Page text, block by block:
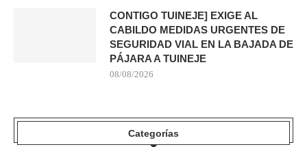
CONTIGO TUINEJE] EXIGE AL
CABILDO MEDIDAS URGENTES DE
SEGURIDAD VIAL EN LA BAJADA DE
PÁJARA A TUINEJE
08/08/2026
Categorías